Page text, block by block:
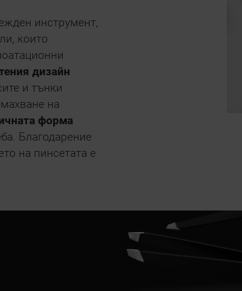
инструмент,
които
дизайн
и тънки
на
форма
Благодарение
на пинсетата е